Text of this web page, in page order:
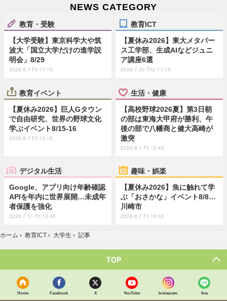
NEWS CATEGORY
教育・受験
【大学受験】東京科学大や筑
波大「国立大学だけの進学説
明会」8/29
2026.8.7 Fri 17:15
教育ICT
【夏休み2026】東大メタバー
ス工学部、生成AIなどジュニ
ア講座6選
2026.7.30 Thu 11:15
教育イベント
【夏休み2026】巨人Gタウン
で自由研究、世界の野球文化
学ぶイベント8/15-16
2026.8.7 Fri 15:15
生活・健康
【高校野球2026夏】第3日朝
の部は東海大甲府が勝利、午
後の部で八幡商と健大高崎が
激突
2026.8.7 Fri 12:45
デジタル生活
Google、アプリ向け年齢確認
APIを年内に世界展開…未成年
者保護を強化
2026.7.31 Fri 13:45
趣味・娯楽
【夏休み2026】魚に触れて学
ぶ「おさかな」イベント8/8…
川崎市
2026.8.7 Fri 10:45
ホーム › 教育ICT › 大学生 › 記事
TOP
Home Facebook X YouTube Instagram line